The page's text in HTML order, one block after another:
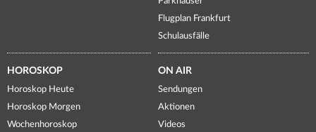
Flugplan Frankfurt
Schulausfälle
HOROSKOP
Horoskop Heute
Horoskop Morgen
Wochenhoroskop
ON AIR
Sendungen
Aktionen
Videos